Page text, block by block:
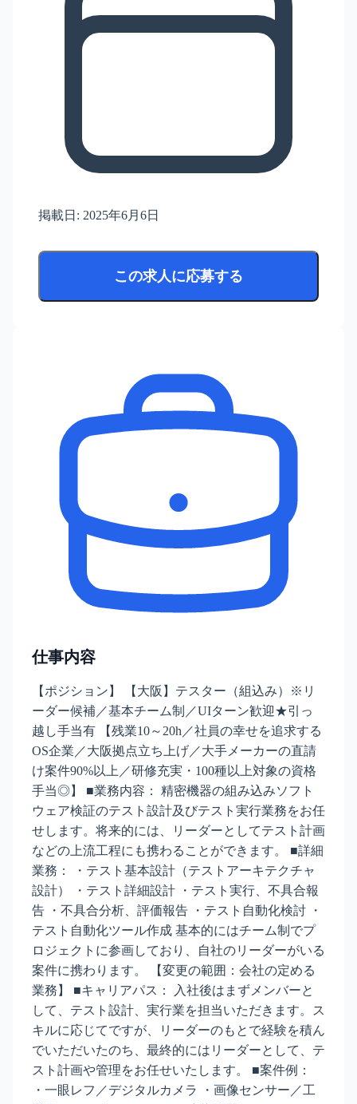
掲載日: 2025年6月6日
この求人に応募する
仕事内容
【ポジション】 【大阪】テスター（組込み）※リ
ーダー候補／基本チーム制／UIターン歓迎★引っ
越し手当有 【残業10～20h／社員の幸せを追求する
OS企業／大阪拠点立ち上げ／大手メーカーの直請
け案件90%以上／研修充実・100種以上対象の資格
手当◎】 ■業務内容： 精密機器の組み込みソフト
ウェア検証のテスト設計及びテスト実行業務をお任
せします。将来的には、リーダーとしてテスト計画
などの上流工程にも携わることができます。 ■詳細
業務： ・テスト基本設計（テストアーキテクチャ
設計） ・テスト詳細設計 ・テスト実行、不具合報
告 ・不具合分析、評価報告 ・テスト自動化検討 ・
テスト自動化ツール作成 基本的にはチーム制でプ
ロジェクトに参画しており、自社のリーダーがいる
案件に携わります。 【変更の範囲：会社の定める
業務】 ■キャリアパス： 入社後はまずメンバーと
して、テスト設計、実行業を担当いただきます。ス
キルに応じてですが、リーダーのもとで経験を積ん
でいただいたのち、最終的にはリーダーとして、テ
スト計画や管理をお任せいたします。 ■案件例：
・一眼レフ／デジタルカメラ ・画像センサー／工